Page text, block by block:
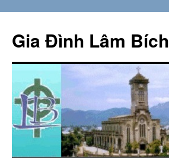
content
Gia Đình Lâm Bích